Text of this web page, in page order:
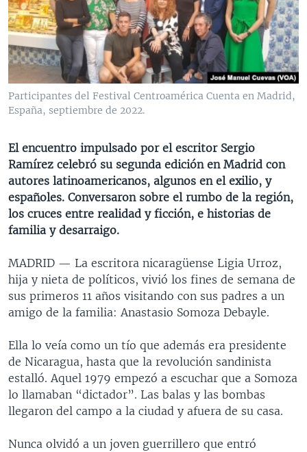
VENEZUELA
BRASIL
NICARAGUA
ECONOMÍA
ENTRETENIMIENTO Y CULTURA
TECNOLOGÍA
DEPORTES
CIENCIA Y SALUD
MULTIMEDIA
VIDEOS
FOTOGRAFÍA
AUDIOS
PROGRAMAS TV
EL MUNDO AL DÍA
FORO INTERAMERICANO
VISIÓN 360
PANORAMA
RADIO
AVANCE INFORMATIVO
AUDIONOTICIAS
ESTADOS UNIDOS AL DÍA
EL MUNDO AL DÍA [RADIO]
FORO [RADIO]
DEPORTIVO INTERNACIONAL
NOTA ECONÓMICA
ENTRETENIMIENTO
DIRECT
DOCUMENTALES DE LA VOA
Learning English
SÍGANOS
Participantes del Festival Centroamérica Cuenta en Madrid,
España, septiembre de 2022.
El encuentro impulsado por el escritor Sergio
Ramírez celebró su segunda edición en Madrid con
autores latinoamericanos, algunos en el exilio, y
españoles. Conversaron sobre el rumbo de la región,
los cruces entre realidad y ficción, e historias de
familia y desarraigo.
MADRID — La escritora nicaragüense Ligia Urroz,
hija y nieta de políticos, vivió los fines de semana de
sus primeros 11 años visitando con sus padres a un
amigo de la familia: Anastasio Somoza Debayle.
Ella lo veía como un tío que además era presidente
de Nicaragua, hasta que la revolución sandinista
estalló. Aquel 1979 empezó a escuchar que a Somoza
lo llamaban “dictador”. Las balas y las bombas
llegaron del campo a la ciudad y afuera de su casa.
Nunca olvidó a un joven guerrillero que entró